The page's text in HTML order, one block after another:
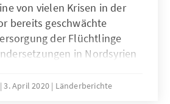
von vielen Krisen in der
bereits geschwächte
der Flüchtlinge
in Nordsyrien
jedoch mehr als das
3. April 2020 Länderberichte